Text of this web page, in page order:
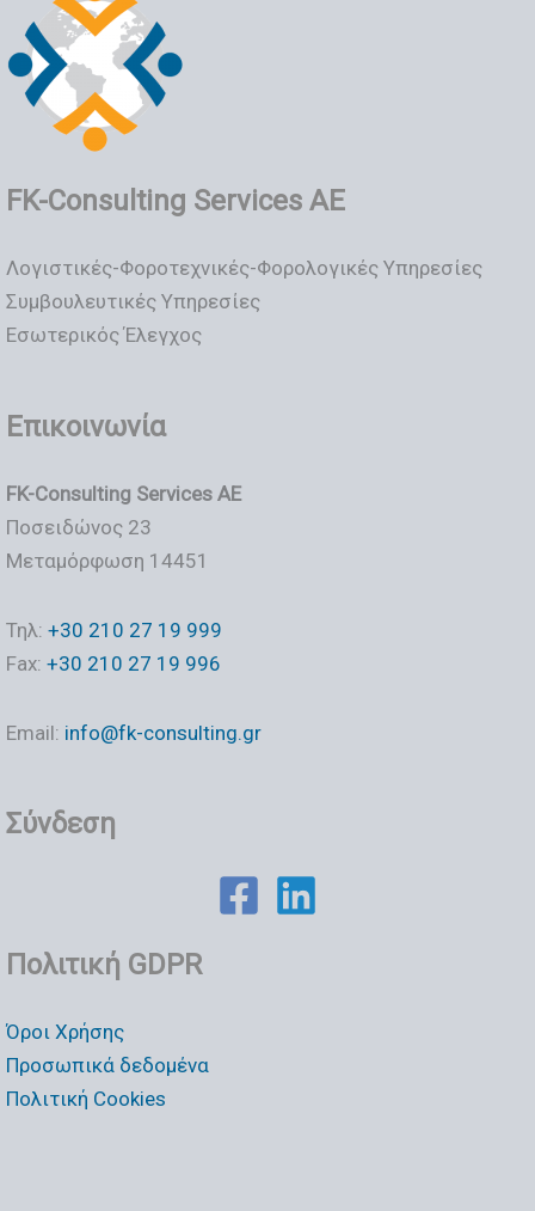
FK-Consulting Services AE
Λογιστικές-Φοροτεχνικές-Φορολογικές Υπηρεσίες
Συμβουλευτικές Υπηρεσίες
Εσωτερικός Έλεγχος
Επικοινωνία
FK-Consulting Services AE
Ποσειδώνος 23
Μεταμόρφωση 14451
Τηλ: +30 210 27 19 999
Fax: +30 210 27 19 996
Email: info@fk-consulting.gr
Σύνδεση
Πολιτική GDPR
Όροι Χρήσης
Προσωπικά δεδομένα
Πολιτική Cookies